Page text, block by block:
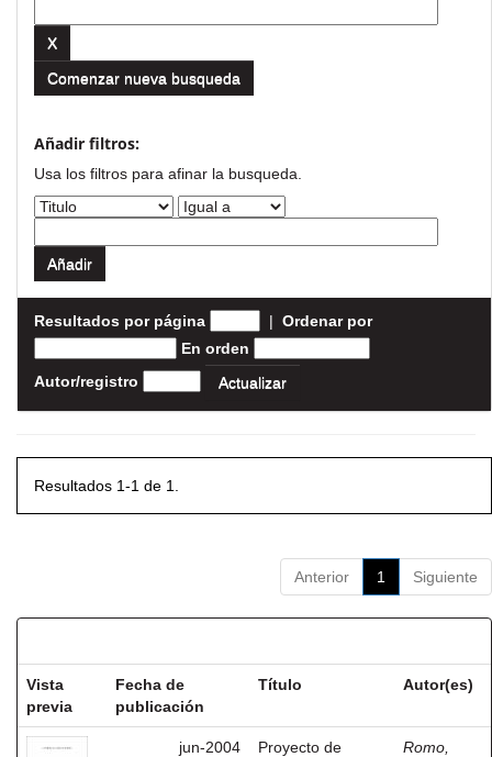
Comenzar nueva busqueda
Añadir filtros:
Usa los filtros para afinar la busqueda.
Resultados por página | Ordenar por
En orden
Autor/registro
Resultados 1-1 de 1.
Anterior 1 Siguiente
Vista
previa
Fecha de
publicación
Título Autor(es)
jun-2004
Proyecto de
Romo,